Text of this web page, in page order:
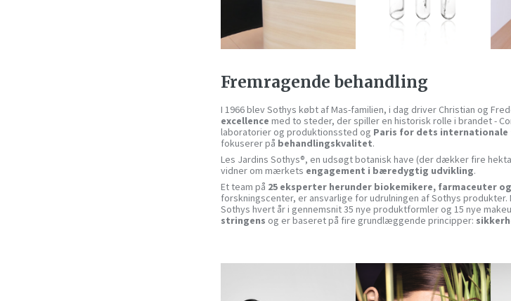
Fremragende behandling
I 1966 blev Sothys købt af Mas-familien, i dag driver Christian og
excellencemed to steder, der spiller en historisk rolle i brandet -
laboratorier og produktionssted og Paris for dets
fokuserer på behandlingskvalitet.
Les Jardins Sothys®, en udsøgt botanisk have (der dækker fire
vidner om mærkets engagement i bæredygtig udvikling.
Et team på 25 eksperter herunder biokemikere, farmaceuter
forskningscenter, er ansvarlige for udrulningen af ​​Sothys
Sothys hvert år i gennemsnit 35 nye produktformler og 15 nye
stringens og er baseret på fire grundlæggende principper: